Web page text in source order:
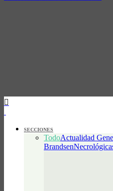
SECCIONES
TodoActualidad
Brandsen